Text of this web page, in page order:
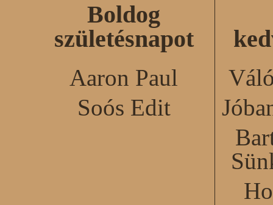
Boldog
születésnapot
Aaron Paul
Soós Edit